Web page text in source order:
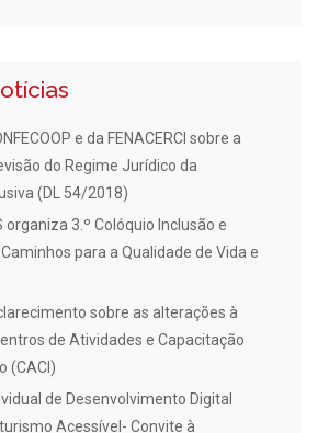
e da FENACERCI sobre a
do Regime Jurídico da
(DL 54/2018)
organiza 3.º Colóquio Inclusão e
para a Qualidade de Vida e
sobre as alterações à
de Atividades e Capacitação
(CACI)
de Desenvolvimento Digital
Acessível- Convite à